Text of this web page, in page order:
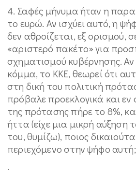
4. Σαφές μήνυμα ήταν η
το ευρώ. Αν ισχύει αυτό, η
δεν αθροίζεται, εξ ορισμού,
«αριστερό πακέτο» για
σχηματισμού κυβέρνησης. Αν
κόμμα, το ΚΚΕ, θεωρεί ότι
στη δική του πολιτική
πρόβαλε προεκλογικά και εν
της πρότασης πήρε το 8%,
ήττα (είχε μια μικρή αύξηση
του, θυμίζω), ποιος
περιεχόμενο στην ψήφο αυτή;
.